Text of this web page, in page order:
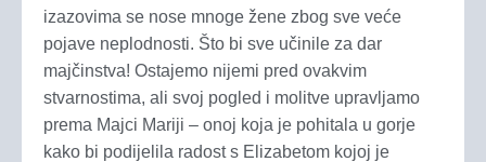
izazovima se nose mnoge žene zbog sve veće
pojave neplodnosti. Što bi sve učinile za dar
majčinstva! Ostajemo nijemi pred ovakvim
stvarnostima, ali svoj pogled i molitve upravljamo
prema Majci Mariji – onoj koja je pohitala u gorje
kako bi podijelila radost s Elizabetom kojoj je